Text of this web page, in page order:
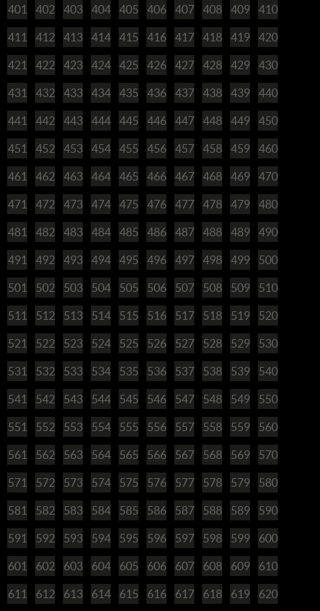
401 402 403 404 405 406 407 408 409 410
411 412 413 414 415 416 417 418 419 420
421 422 423 424 425 426 427 428 429 430
431 432 433 434 435 436 437 438 439 440
441 442 443 444 445 446 447 448 449 450
451 452 453 454 455 456 457 458 459 460
461 462 463 464 465 466 467 468 469 470
471 472 473 474 475 476 477 478 479 480
481 482 483 484 485 486 487 488 489 490
491 492 493 494 495 496 497 498 499 500
501 502 503 504 505 506 507 508 509 510
511 512 513 514 515 516 517 518 519 520
521 522 523 524 525 526 527 528 529 530
531 532 533 534 535 536 537 538 539 540
541 542 543 544 545 546 547 548 549 550
551 552 553 554 555 556 557 558 559 560
561 562 563 564 565 566 567 568 569 570
571 572 573 574 575 576 577 578 579 580
581 582 583 584 585 586 587 588 589 590
591 592 593 594 595 596 597 598 599 600
601 602 603 604 605 606 607 608 609 610
611 612 613 614 615 616 617 618 619 620